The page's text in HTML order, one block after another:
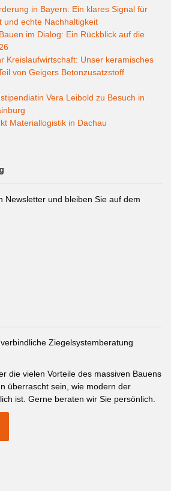
in Bayern: Ein klares Signal für
und echte Nachhaltigkeit
im Dialog: Ein Rückblick auf die
Kreislaufwirtschaft: Unser keramisches
von Geigers Betonzusatzstoff
Vera Leibold zu Besuch in
Materiallogistik in Dachau
Newsletter und bleiben Sie auf dem
Ziegelsystemberatung
die vielen Vorteile des massiven Bauens
überrascht sein, wie modern der
ist. Gerne beraten wir Sie persönlich.